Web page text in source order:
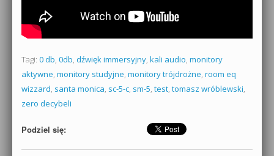
Tagi: 0 db, 0db, dźwięk immersyjny, kali audio, monitory
aktywne, monitory studyjne, monitory trójdrożne, room eq
wizzard, santa monica, sc-5-c, sm-5, test, tomasz wróblewski,
zero decybeli
Podziel się: